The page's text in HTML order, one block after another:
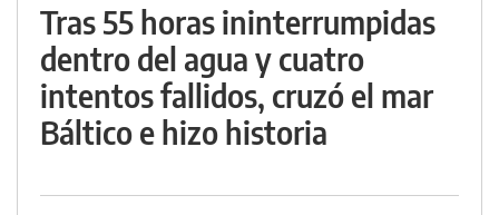
Tras 55 horas ininterrumpidas
dentro del agua y cuatro
intentos fallidos, cruzó el mar
Báltico e hizo historia